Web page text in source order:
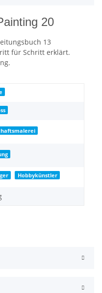
20
13
für Schritt erklärt.
Hobbykünstler